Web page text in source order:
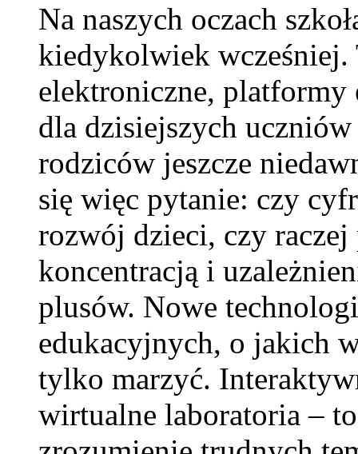
Na naszych oczach
kiedykolwiek
elektroniczne,
dla dzisiejszych
rodziców jeszcze
się więc pytanie: czy
rozwój dzieci, czy raczej
koncentracją i
plusów. Nowe
edukacyjnych, o jakich
tylko marzyć.
wirtualne laboratoria –